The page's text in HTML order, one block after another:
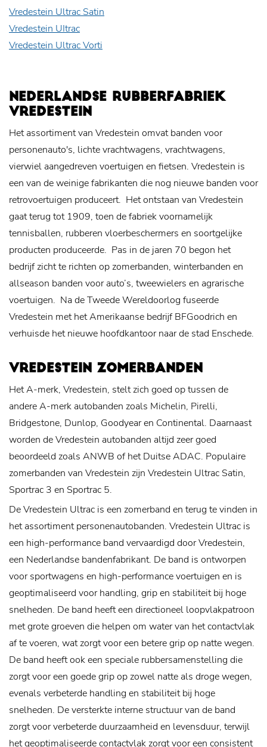
Vredestein Ultrac Satin
Vredestein UItrac
Vredestein Ultrac Vorti
NEDERLANDSE RUBBERFABRIEK
VREDESTEIN
Het assortiment van Vredestein omvat banden voor
personenauto's, lichte vrachtwagens, vrachtwagens,
vierwiel aangedreven voertuigen en fietsen. Vredestein is
een van de weinige fabrikanten die nog nieuwe banden voor
retrovoertuigen produceert. Het ontstaan van Vredestein
gaat terug tot 1909, toen de fabriek voornamelijk
tennisballen, rubberen vloerbeschermers en soortgelijke
producten produceerde. Pas in de jaren 70 begon het
bedrijf zicht te richten op zomerbanden, winterbanden en
allseason banden voor auto’s, tweewielers en agrarische
voertuigen. Na de Tweede Wereldoorlog fuseerde
Vredestein met het Amerikaanse bedrijf BFGoodrich en
verhuisde het nieuwe hoofdkantoor naar de stad Enschede.
VREDESTEIN ZOMERBANDEN
Het A-merk, Vredestein, stelt zich goed op tussen de
andere A-merk autobanden zoals Michelin, Pirelli,
Bridgestone, Dunlop, Goodyear en Continental. Daarnaast
worden de Vredestein autobanden altijd zeer goed
beoordeeld zoals ANWB of het Duitse ADAC. Populaire
zomerbanden van Vredestein zijn Vredestein Ultrac Satin,
Sportrac 3 en Sportrac 5.
De Vredestein Ultrac is een zomerband en terug te vinden in
het assortiment personenautobanden. Vredestein Ultrac is
een high-performance band vervaardigd door Vredestein,
een Nederlandse bandenfabrikant. De band is ontworpen
voor sportwagens en high-performance voertuigen en is
geoptimaliseerd voor handling, grip en stabiliteit bij hoge
snelheden. De band heeft een directioneel loopvlakpatroon
met grote groeven die helpen om water van het contactvlak
af te voeren, wat zorgt voor een betere grip op natte wegen.
De band heeft ook een speciale rubbersamenstelling die
zorgt voor een goede grip op zowel natte als droge wegen,
evenals verbeterde handling en stabiliteit bij hoge
snelheden. De versterkte interne structuur van de band
zorgt voor verbeterde duurzaamheid en levensduur, terwijl
het geoptimaliseerde contactvlak zorgt voor een consistent